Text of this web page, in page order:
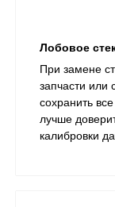
Лобовое
При замене
запчасти или
сохранить
лучше
калибровки